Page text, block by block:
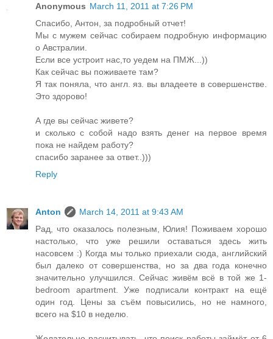
Anonymous March 11, 2011 at 7:26 PM
Спасибо, Антон, за подробный отчет!
Мы с мужем сейчас собираем подробную информацию
о Австралии.
Если все устроит нас,то уедем на ПМЖ...))
Как сейчас вы поживаете там?
Я так поняла, что англ. яз. вы владеете в совершенстве.
Это здорово!
А где вы сейчас живете?
и сколько с собой надо взять денег на первое время
пока не найдем работу?
спасибо заранее за ответ..)))
Reply
Anton
March 14, 2011 at 9:43 AM
Рад, что оказалось полезным, Юлия! Поживаем хорошо
настолько, что уже решили оставаться здесь жить
насовсем :) Когда мы только приехали сюда, английский
был далеко от совершенства, но за два года конечно
значительно улучшился. Сейчас живём всё в той же 1-
bedroom apartment. Уже подписали контракт на ещё
один год. Цены за съём повысились, но не намного,
всего на $10 в неделю.